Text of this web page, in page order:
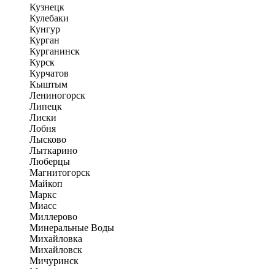
Кузнецк
Кулебаки
Кунгур
Курган
Курганинск
Курск
Курчатов
Кыштым
Лениногорск
Липецк
Лиски
Лобня
Лысково
Лыткарино
Люберцы
Магнитогорск
Майкоп
Маркс
Миасс
Миллерово
Минеральные Воды
Михайловка
Михайловск
Мичуринск